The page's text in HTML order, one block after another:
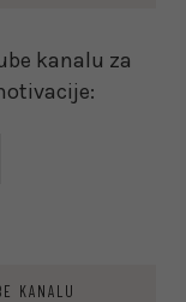
kanalu za
KANALU